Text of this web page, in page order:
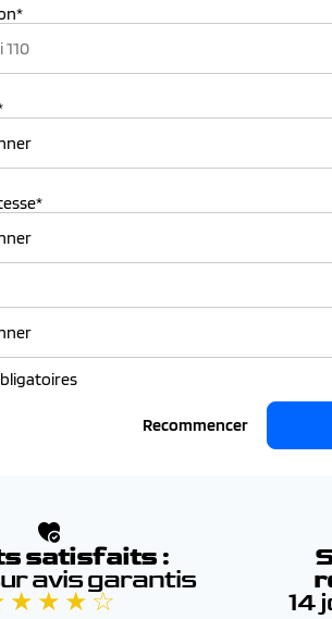
Recommencer
satisfaits :
avis garantis
★ ★ ★ ☆ 14